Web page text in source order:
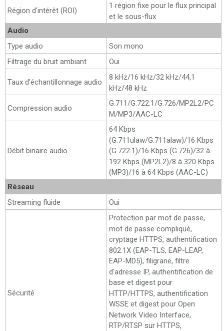
Région d'intérêt (ROI)
1 région fixe pour le flux principal
et le sous-flux
Audio
Type audio
Son mono
Filtrage du bruit ambiant
Oui
Taux d'échantillonnage audio
8 kHz/16 kHz/32 kHz/44,1
kHz/48 kHz
Compression audio
G.711/G.722.1/G.726/MP2L2/PC
M/MP3/AAC-LC
Débit binaire audio
64 Kbps
(G.711ulaw/G.711alaw)/16 Kbps
(G.722.1)/16 Kbps (G.726)/32 à
192 Kbps (MP2L2)/8 à 320 Kbps
(MP3)/16 à 64 Kbps (AAC-LC)
Réseau
Streaming fluide
Oui
Sécurité
Protection par mot de passe,
mot de passe compliqué,
cryptage HTTPS, authentification
802.1X (EAP-TLS, EAP-LEAP,
EAP-MD5), filigrane, filtre
d'adresse IP, authentification de
base et digest pour
HTTP/HTTPS, authentification
WSSE et digest pour Open
Network Video Interface,
RTP/RTSP sur HTTPS,